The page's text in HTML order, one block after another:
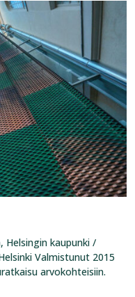
Helsingin kaupunki /
Valmistunut 2015
arvokohteisiin.